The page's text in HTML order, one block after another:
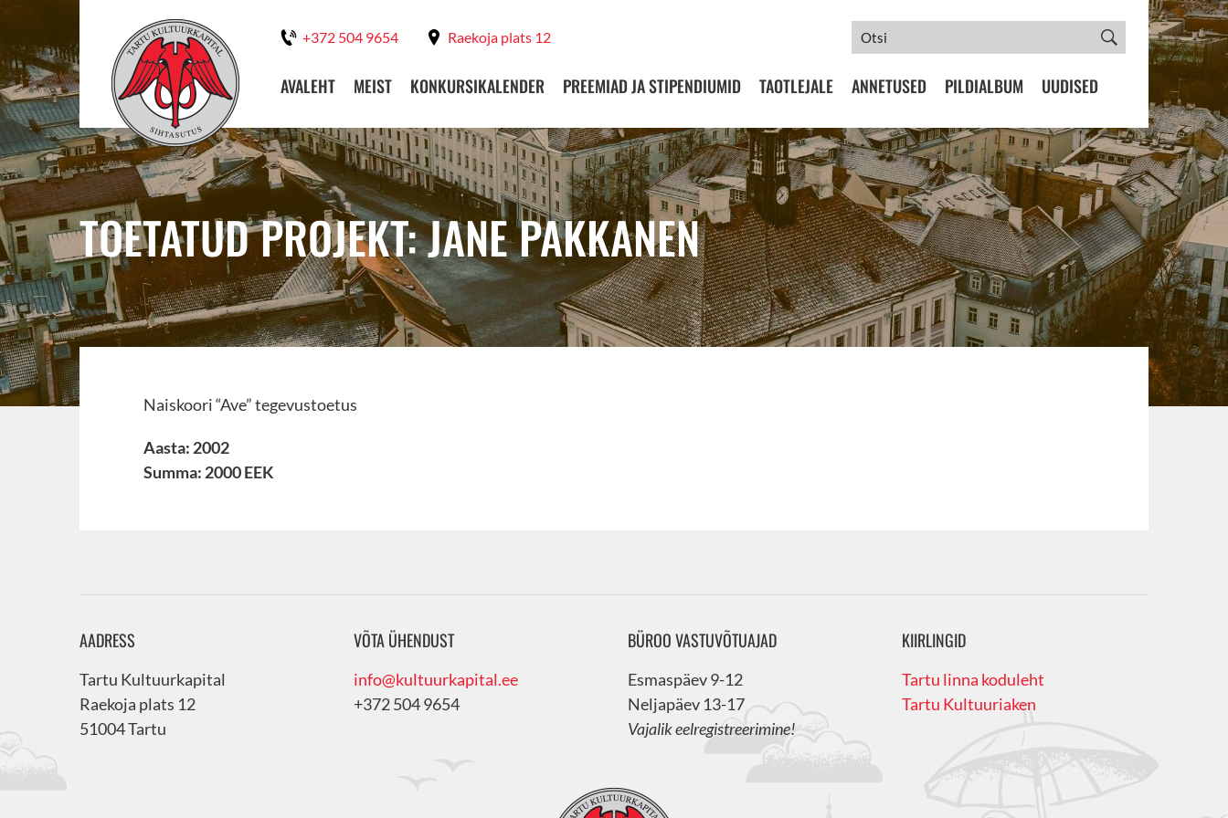
+372 504 9654 Raekoja plats 12
AVALEHT MEIST KONKURSIKALENDER PREEMIAD JA STIPENDIUMID TAOTLEJALE ANNETUSED PILDIALBUM UUDISED
TOETATUD PROJEKT: JANE PAKKANEN
Naiskoori “Ave” tegevustoetus
Aasta: 2002
Summa: 2000 EEK
AADRESS
Tartu Kultuurkapital
Raekoja plats 12
51004 Tartu
VÕTA ÜHENDUST
info@kultuurkapital.ee
+372 504 9654
BÜROO VASTUVÕTUAJAD
Esmaspäev 9-12
Neljapäev 13-17
Vajalik eelregistreerimine!
KIIRLINGID
Tartu linna koduleht
Tartu Kultuuriaken